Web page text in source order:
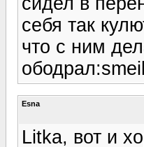
себя так
что с ним
Esna
Litka, вот и